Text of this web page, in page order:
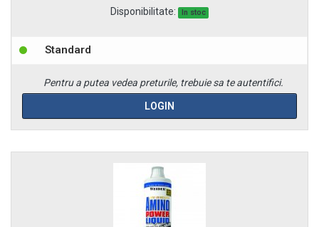
Disponibilitate:
In stoc
Standard
Pentru a putea vedea preturile, trebuie sa te autentifici.
LOGIN